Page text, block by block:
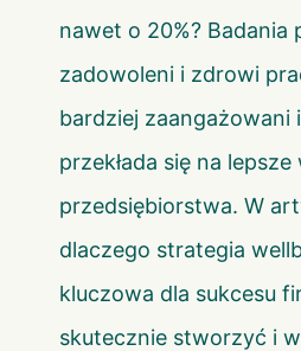
nawet o 20%? Badania
zadowoleni i zdrowi
bardziej zaangażowani
przekłada się na
przedsiębiorstwa. W
dlaczego strategia
kluczowa dla sukcesu
skutecznie stworzyć i